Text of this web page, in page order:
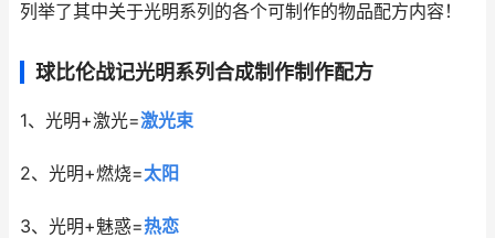
列举了其中关于光明系列的各个可制作的物品配方内容！
球比伦战记光明系列合成制作制作配方
1、光明+激光=激光束
2、光明+燃烧=太阳
3、光明+魅惑=热恋